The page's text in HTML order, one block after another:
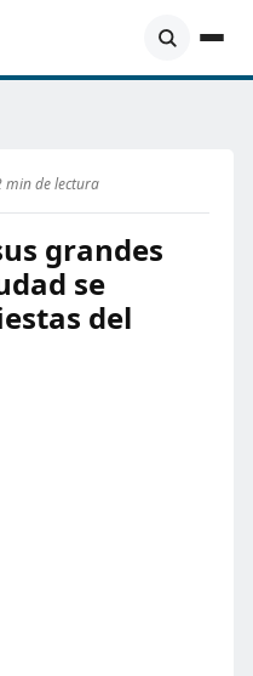
min de lectura
grandes
se
del